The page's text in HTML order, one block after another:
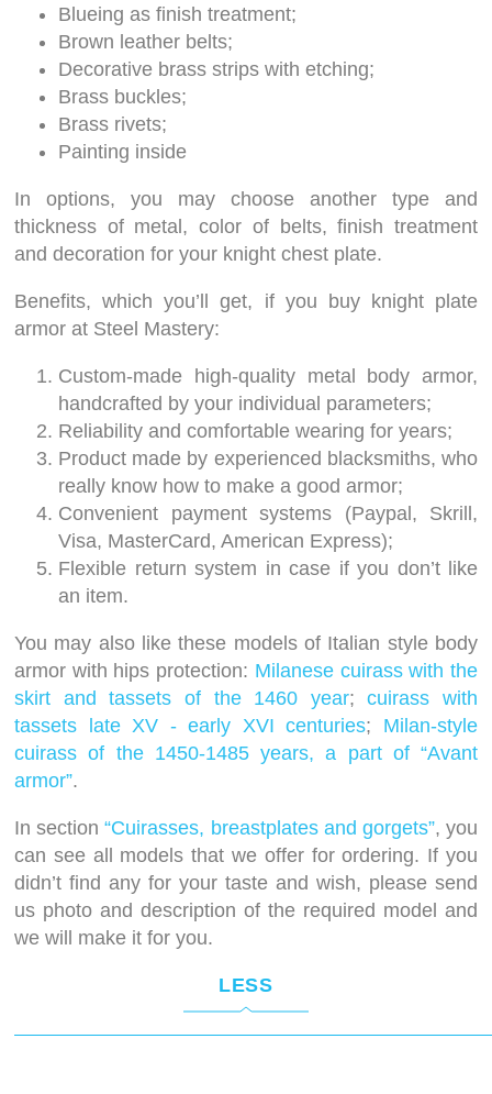
Blueing as finish treatment;
Brown leather belts;
Decorative brass strips with etching;
Brass buckles;
Brass rivets;
Painting inside
In options, you may choose another type and
thickness of metal, color of belts, finish treatment
and decoration for your knight chest plate.
Benefits, which you’ll get, if you buy knight plate
armor at Steel Mastery:
Custom-made high-quality metal body armor,
handcrafted by your individual parameters;
Reliability and comfortable wearing for years;
Product made by experienced blacksmiths, who
really know how to make a good armor;
Convenient payment systems (Paypal, Skrill,
Visa, MasterCard, American Express);
Flexible return system in case if you don’t like
an item.
You may also like these models of Italian style body
armor with hips protection: Milanese cuirass with the
skirt and tassets of the 1460 year;cuirass with
tassets late XV - early XVI centuries; Milan-style
cuirass of the 1450-1485 years, a part of “Avant
armor”.
In section“Cuirasses, breastplates and gorgets”, you
can see all models that we offer for ordering. If you
didn’t find any for your taste and wish, please send
us photo and description of the required model and
we will make it for you.
LESS